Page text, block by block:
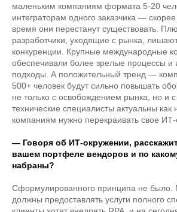
маленьким компаниям формата 5-20
интеграторам одного заказчика —
время они перестанут существовать.
разработчики, уходящие с рынка,
конкуренции. Крупные международные
обеспечивали более зрелые процессы и
подходы. А положительный тренд —
500+ человек будут сильно повышать
не только с освобождением рынка, но и
технические специалисты актуальны как
компаниям нужно перекраивать свое ИТ-
— Говоря об ИТ-окружении,
вашем портфеле вендоров и по
набраны?
Сформулированного принципа не было.
должны предоставлять услуги полного